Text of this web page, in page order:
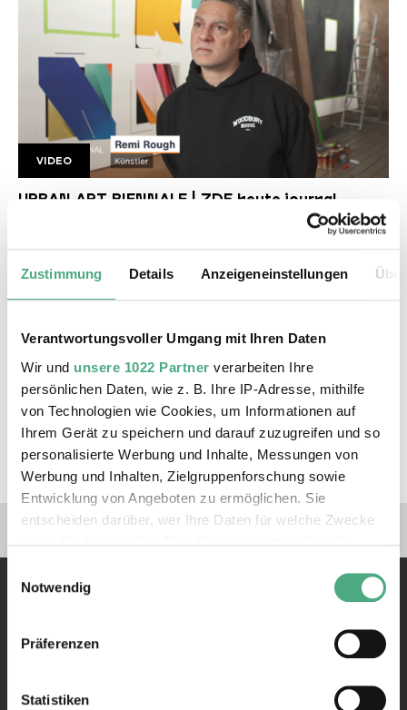
Zustimmung Details Anzeigeneinstellungen
Verantwortungsvoller Umgang mit Ihren Daten
Wir und unsere 1022 Partner verarbeiten Ihre
persönlichen Daten, wie z. B. Ihre IP-Adresse, mithilfe
von Technologien wie Cookies, um Informationen auf
Ihrem Gerät zu speichern und darauf zuzugreifen und so
personalisierte Werbung und Inhalte, Messungen von
Werbung und Inhalten, Zielgruppenforschung sowie
Entwicklung von Angeboten zu ermöglichen. Sie
entscheiden darüber, wer Ihre Daten für welche Zwecke
nutzt. Sie können Ihre Einwilligung jederzeit über die
Trigger Symbol ändern oder widerrufen
Informationen über Ihre geografische Lage erfassen,
Ihr Gerät durch aktives Scannen nach bestimmten
Notwendig
Präferenzen
Statistiken
Remi Rough ZDF
VIDEO
URBAN ART BIENNALE | ZDF heute journal
SR Kultur Urban Art Biennale
URBAN ART BIENNALE | SR kultur
Verlinkungen zu unseren